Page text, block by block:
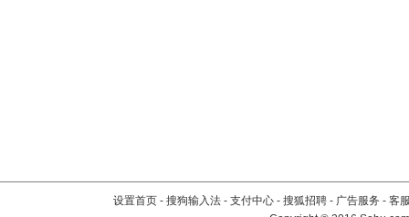
设置首页 - 搜狗输入法 - 支付中心 - 搜狐招聘 - 广告服务 - 客